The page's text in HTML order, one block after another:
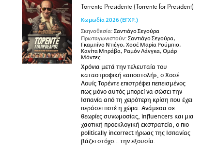
Torrente Presidente (Torrente for President)
Κωμωδία 2026 (ΕΓΧΡ.)
Σκηνοθεσία: Σαντιάγο Σεγούρα
Πρωταγωνιστούν: Σαντιάγο Σεγούρα,
Γκαμπίνο Ντιέγο, Χοσέ Μαρία Ρούμπιο,
Κανίτα Μπράβα, Ραμόν Λάνγκα, Ομάρ
Μόντες
Χρόνια μετά την τελευταία του
καταστροφική «αποστολή», ο Χοσέ
Λουίς Τορέντε επιστρέφει πεπεισμένος
πως μόνο αυτός μπορεί να σώσει την
Ισπανία από τη χειρότερη κρίση που έχει
περάσει ποτέ η χώρα. Ανάμεσα σε
θεωρίες συνωμοσίας, influencers και μια
χαοτική προεκλογική εκστρατεία, ο πιο
politically incorrect ήρωας της Ισπανίας
βάζει στόχο… την εξουσία.